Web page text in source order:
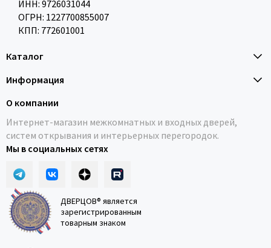
ИНН: 9726031044
ОГРН: 1227700855007
КПП: 772601001
Каталог
Информация
О компании
Интернет-магазин межкомнатных и входных дверей,
систем открывания и интерьерных перегородок.
Мы в социальных сетях
ДВЕРЦОВ® является
зарегистрированным
товарным знаком